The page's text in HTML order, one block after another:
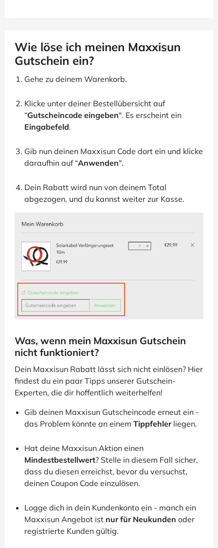
Wie löse ich meinen Maxxisun
Gutschein ein?
Gehe zu deinem Warenkorb.
Klicke unter deiner Bestellübersicht auf
“Gutscheincode eingeben". Es erscheint ein
Eingabefeld.
Gib nun deinen Maxxisun Code dort ein und klicke
daraufhin auf “Anwenden".
Dein Rabatt wird nun von deinem Total
abgezogen, und du kannst weiter zur Kasse.
Was, wenn mein Maxxisun Gutschein
nicht funktioniert?
Dein Maxxisun Rabatt lässt sich nicht einlösen? Hier
findest du ein paar Tipps unserer Gutschein-
Experten, die dir hoffentlich weiterhelfen!
Gib deinen Maxxisun Gutscheincode erneut ein -
das Problem könnte an einem Tippfehlerliegen.
Hat deine Maxxisun Aktion einen
Mindestbestellwert? Stelle in diesem Fall sicher,
dass du diesen erreichst, bevor du versuchst,
deinen Coupon Code einzulösen.
Logge dich in dein Kundenkonto ein - manch ein
Maxxisun Angebot ist nur für Neukunden oder
registrierte Kunden gültig.